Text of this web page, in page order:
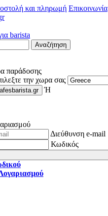
και πληρωμή Επικοινωνία
barista
Αναζήτηση
παράδοσης
την χωρα σας
Ή
Διεύθυνση e-mail
Κωδικός